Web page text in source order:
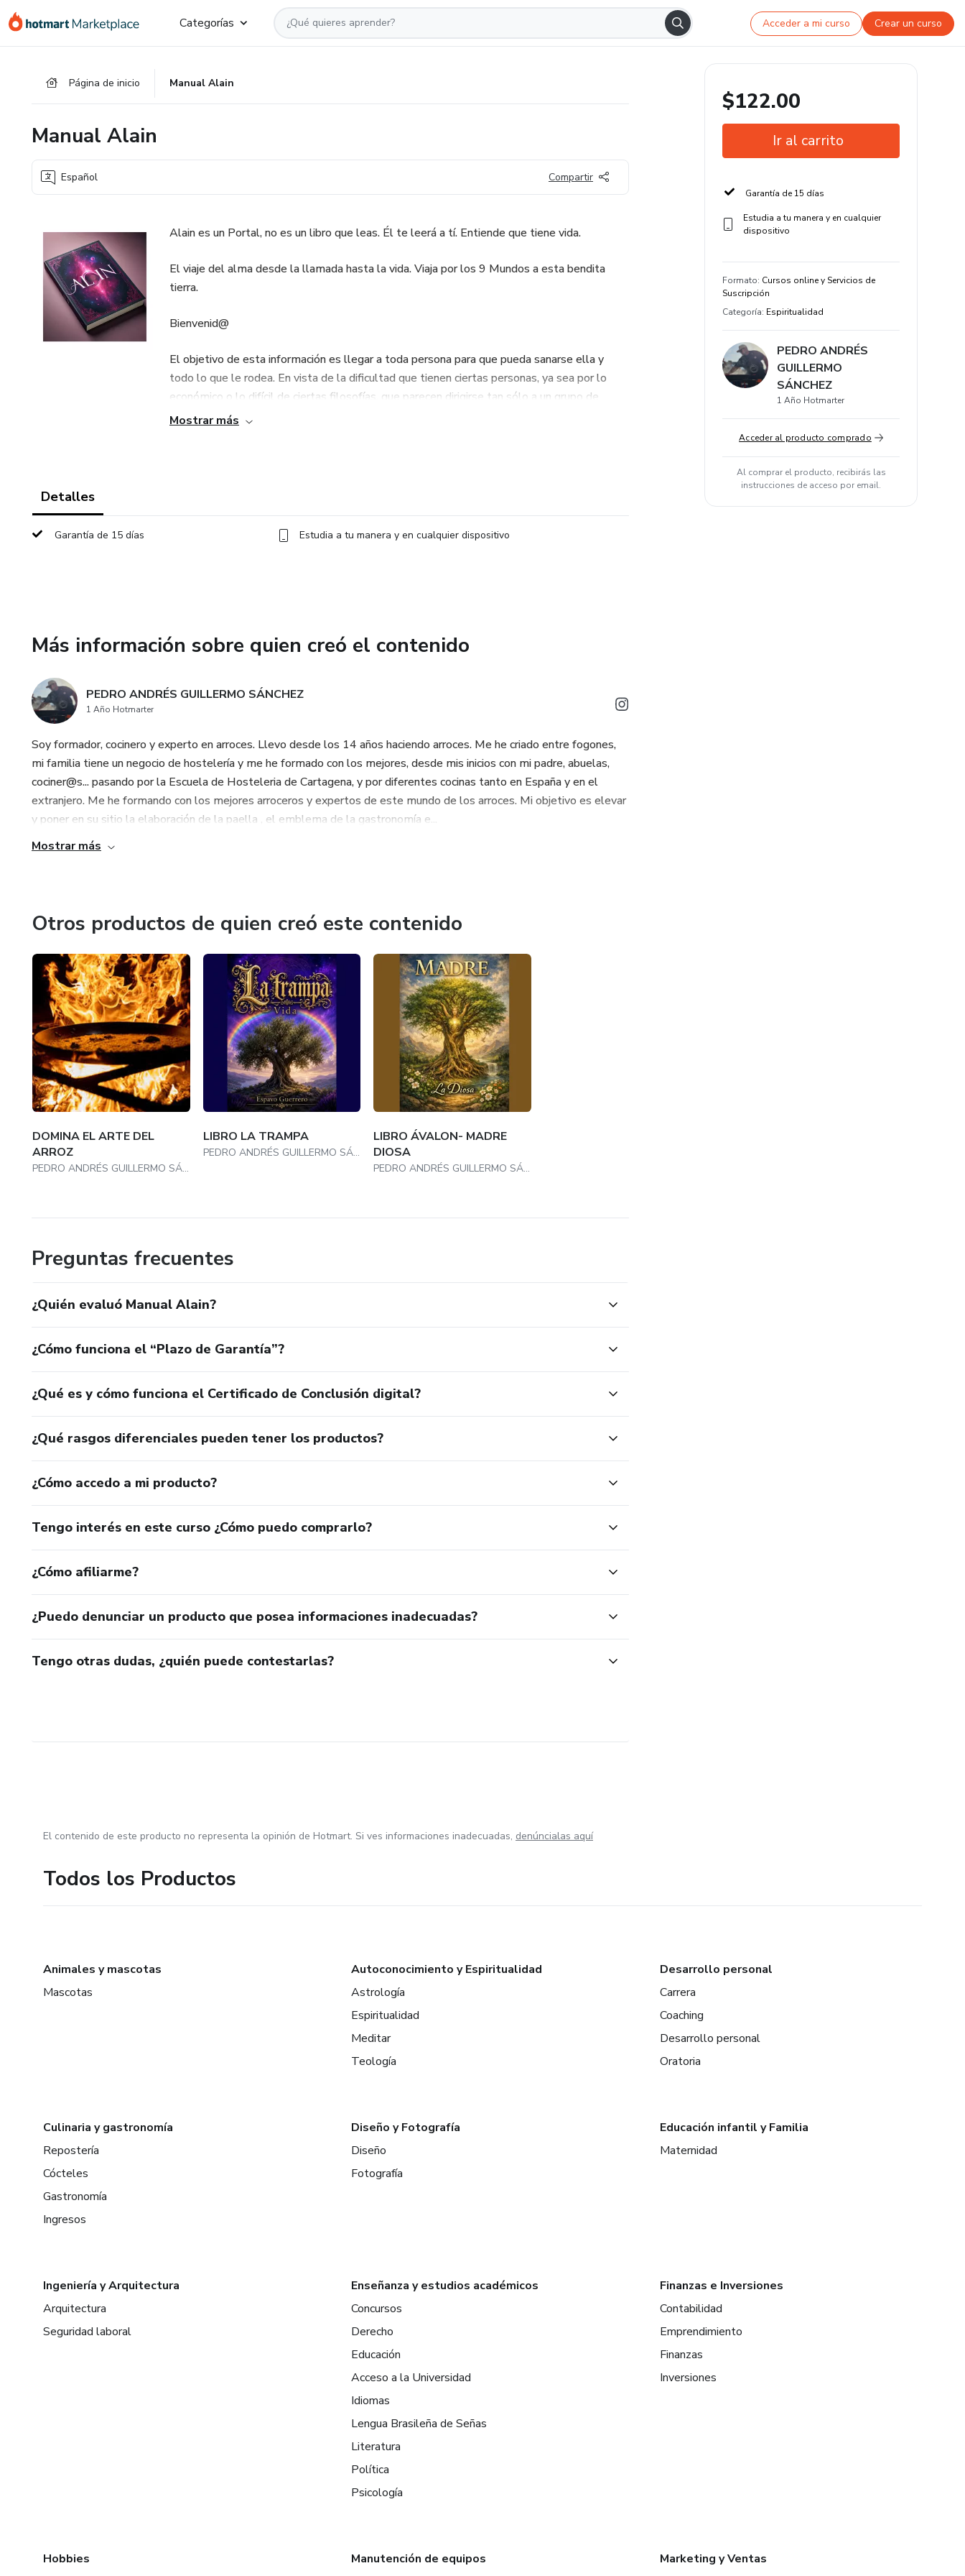
Categorías Acceder a mi curso Crear un curso
Página de inicio Manual Alain
Manual Alain
Español Compartir
Alain es un Portal, no es un libro que leas. Él te leerá a tí. Entiende que tiene vida.
El viaje del alma desde la llamada hasta la vida. Viaja por los 9 Mundos a esta bendita
tierra.
Bienvenid@
El objetivo de esta información es llegar a toda persona para que pueda sanarse ella y
todo lo que le rodea. En vista de la dificultad que tienen ciertas personas, ya sea por lo
económico o lo difícil de ciertas filosofías, que parecen dirigirse tan sólo a un grupo de
intelectuales, creo que se necesita algo, Accesible , Fácil y que Funcione.
Mostrar más
Detalles
Garantía de 15 días Estudia a tu manera y en cualquier dispositivo
Más información sobre quien creó el contenido
PEDRO ANDRÉS GUILLERMO SÁNCHEZ
1 Año Hotmarter
Soy formador, cocinero y experto en arroces. Llevo desde los 14 años haciendo arroces. Me he criado entre fogones,
mi familia tiene un negocio de hostelería y me he formado con los mejores, desde mis inicios con mi padre, abuelas,
cociner@s... pasando por la Escuela de Hosteleria de Cartagena, y por diferentes cocinas tanto en España y en el
extranjero. Me he formando con los mejores arroceros y expertos de este mundo de los arroces. Mi objetivo es elevar
y poner en su sitio la elaboración de la paella , el emblema de la gastronomía e...
Mostrar más
Otros productos de quien creó este contenido
DOMINA EL ARTE DEL
ARROZ
PEDRO ANDRÉS GUILLERMO SÁNCHEZ
LIBRO LA TRAMPA
PEDRO ANDRÉS GUILLERMO SÁNCHEZ
LIBRO ÁVALON- MADRE
DIOSA
PEDRO ANDRÉS GUILLERMO SÁNCHEZ
Preguntas frecuentes
¿Quién evaluó Manual Alain?
¿Cómo funciona el “Plazo de Garantía”?
¿Qué es y cómo funciona el Certificado de Conclusión digital?
¿Qué rasgos diferenciales pueden tener los productos?
¿Cómo accedo a mi producto?
Tengo interés en este curso ¿Cómo puedo comprarlo?
¿Cómo afiliarme?
¿Puedo denunciar un producto que posea informaciones inadecuadas?
Tengo otras dudas, ¿quién puede contestarlas?
$122.00
Ir al carrito
Garantía de 15 días
Estudia a tu manera y en cualquier
dispositivo
Formato: Cursos online y Servicios de
Suscripción
Categoría: Espiritualidad
PEDRO ANDRÉS
GUILLERMO
SÁNCHEZ
1 Año Hotmarter
Acceder al producto comprado
Al comprar el producto, recibirás las
instrucciones de acceso por email.
El contenido de este producto no representa la opinión de Hotmart. Si ves informaciones inadecuadas, denúncialas aquí
Todos los Productos
Animales y mascotas
Mascotas
Autoconocimiento y Espiritualidad
Astrología
Espiritualidad
Meditar
Teología
Desarrollo personal
Carrera
Coaching
Desarrollo personal
Oratoria
Culinaria y gastronomía
Repostería
Cócteles
Gastronomía
Ingresos
Diseño y Fotografía
Diseño
Fotografía
Educación infantil y Familia
Maternidad
Ingeniería y Arquitectura
Arquitectura
Seguridad laboral
Enseñanza y estudios académicos
Concursos
Derecho
Educación
Acceso a la Universidad
Idiomas
Lengua Brasileña de Señas
Literatura
Política
Psicología
Finanzas e Inversiones
Contabilidad
Emprendimiento
Finanzas
Inversiones
Hobbies
Manutención de equipos
Marketing y Ventas